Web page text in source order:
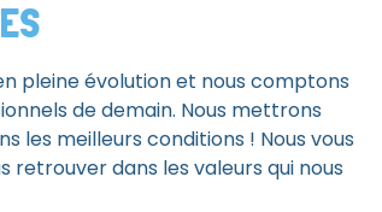
pleine évolution et nous comptons
de demain. Nous mettrons
les meilleurs conditions ! Nous vous
retrouver dans les valeurs qui nous